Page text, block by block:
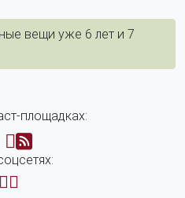
вещи уже 6 лет и 7
площадках: